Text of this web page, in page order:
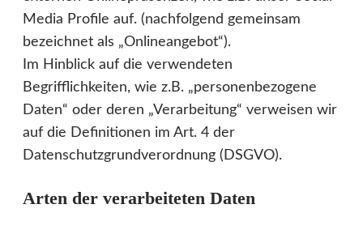
Media Profile auf. (nachfolgend gemeinsam
bezeichnet als „Onlineangebot“).
Im Hinblick auf die verwendeten
Begrifflichkeiten, wie z.B. „personenbezogene
Daten“ oder deren „Verarbeitung“ verweisen wir
auf die Definitionen im Art. 4 der
Datenschutzgrundverordnung (DSGVO). ­­­­­
Arten der verarbeiteten Daten